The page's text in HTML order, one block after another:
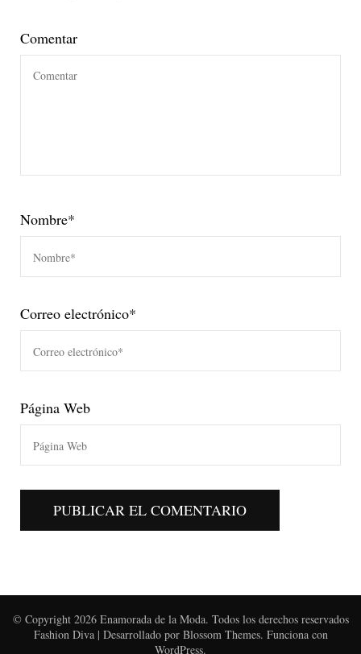
Comentar
Nombre*
Correo electrónico*
Página Web
© Copyright 2026 Enamorada de la Moda. Todos los derechos reservados
Fashion Diva | Desarrollado por Blossom Themes. Funciona con
WordPress.